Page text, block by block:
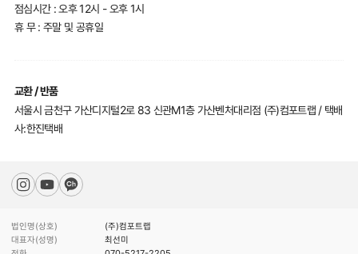
점심시간 : 오후 12시 - 오후 1시
휴 무 : 주말 및 공휴일
교환 / 반품
서울시 금천구 가산디지털2로 83 신관M1층 가산벤처대리점 (주)컴포트랩 / 택배
사:한진택배
법인명(상호)
(주)컴포트랩
대표자(성명)
최선미